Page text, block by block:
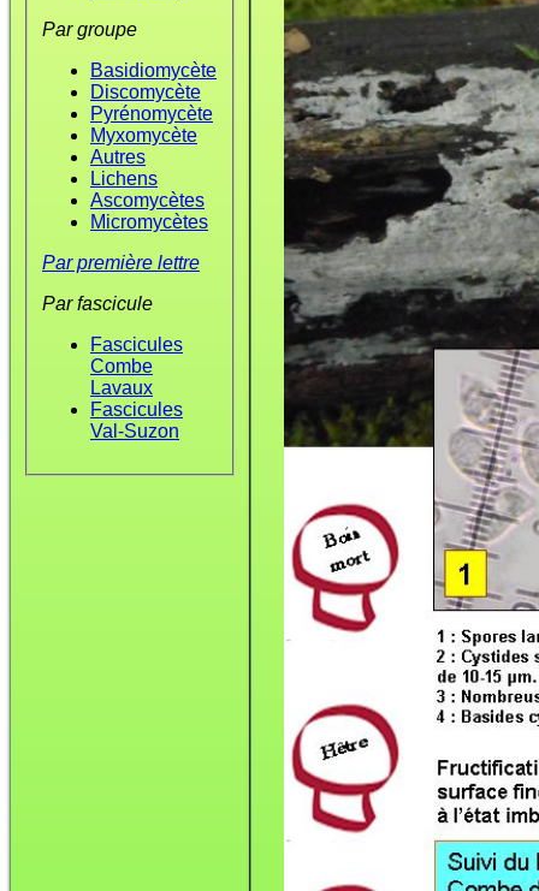
Par groupe
Basidiomycète
Discomycète
Pyrénomycète
Myxomycète
Autres
Lichens
Ascomycètes
Micromycètes
Par première lettre
Par fascicule
Fascicules
Combe
Lavaux
Fascicules
Val-Suzon